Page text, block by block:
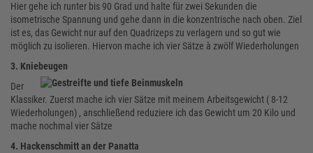
Hier gehe ich runter bis 90 Grad und halte für zwei Sekunden die
isometrische Spannung und gehe dann in die konzentrische nach oben. Ziel
ist es, das Gewicht nur auf den Quadrizeps zu verlagern und so gut wie
möglich zu isolieren. Hiervon mache ich vier Sätze à zwölf Wiederholungen
3. Kniebeugen
Der
Klassiker. Zuerst mache ich vier Sätze mit meinem Arbeitsgewicht ( 8-12
Wiederholungen) , anschließend reduziere ich das Gewicht um 20 Kilo und
mache nochmal vier Sätze
4. Hackenschmitt an der Panatta